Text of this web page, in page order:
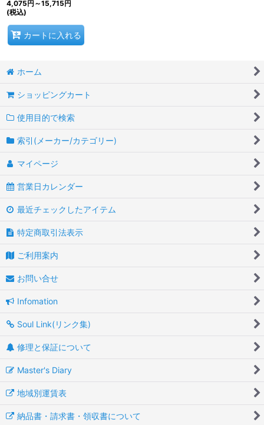
4,075円 ～15,715円
(税込)
カートに入れる
ホーム
ショッピングカート
使用目的で検索
索引(メーカー/カテゴリー)
マイページ
営業日カレンダー
最近チェックしたアイテム
特定商取引法表示
ご利用案内
お問い合せ
Infomation
Soul Link(リンク集)
修理と保証について
Master's Diary
地域別運賃表
納品書・請求書・領収書について